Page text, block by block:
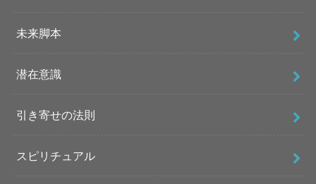
未来脚本
潜在意識
引き寄せの法則
スピリチュアル